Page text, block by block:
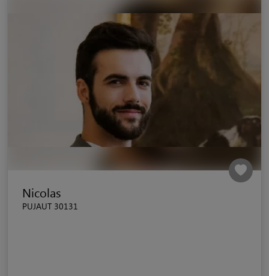
Nicolas
PUJAUT 30131